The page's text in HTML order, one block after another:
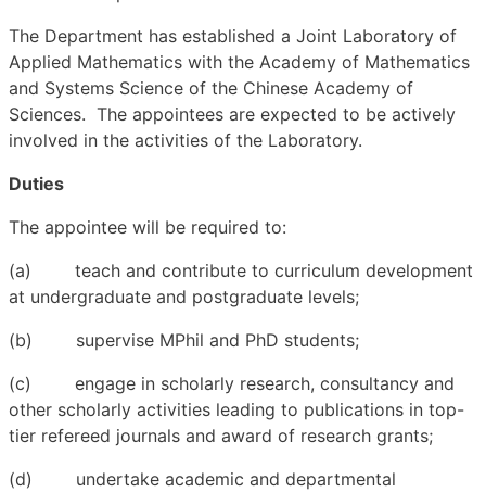
The Department has established a Joint Laboratory of
Applied Mathematics with the Academy of Mathematics
and Systems Science of the Chinese Academy of
Sciences. The appointees are expected to be actively
involved in the activities of the Laboratory.
Duties
The appointee will be required to:
(a) teach and contribute to curriculum development
at undergraduate and postgraduate levels;
(b) supervise MPhil and PhD students;
(c) engage in scholarly research, consultancy and
other scholarly activities leading to publications in top-
tier refereed journals and award of research grants;
(d) undertake academic and departmental